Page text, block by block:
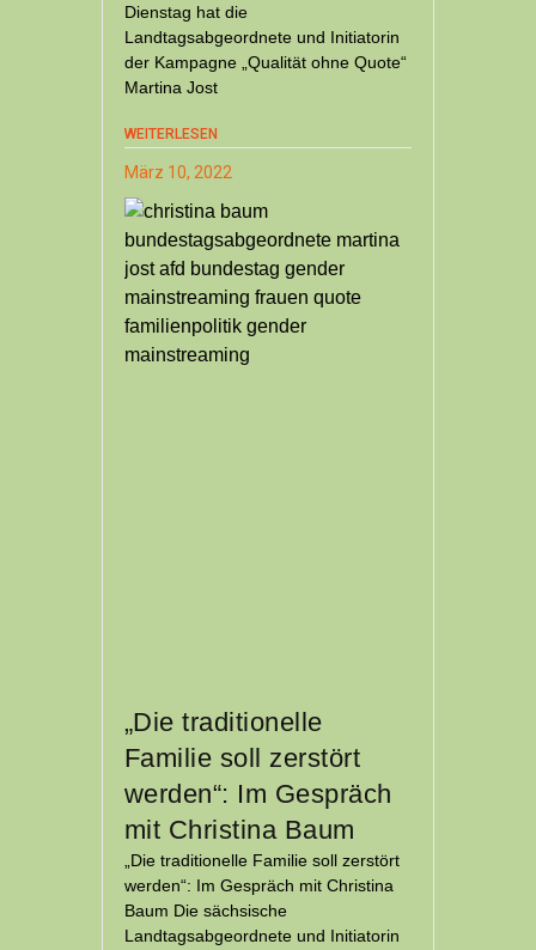
Dienstag hat die
Landtagsabgeordnete und Initiatorin
der Kampagne „Qualität ohne Quote“
Martina Jost
WEITERLESEN
März 10, 2022
„Die traditionelle
Familie soll zerstört
werden“: Im Gespräch
mit Christina Baum
„Die traditionelle Familie soll zerstört
werden“: Im Gespräch mit Christina
Baum Die sächsische
Landtagsabgeordnete und Initiatorin